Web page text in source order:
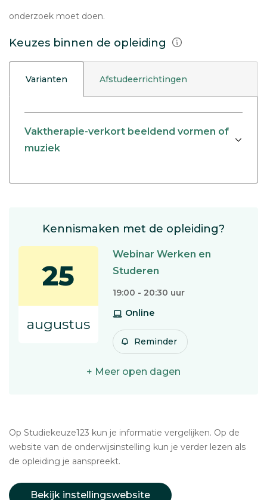
onderzoek moet doen.
Keuzes binnen de opleiding
Varianten Afstudeerrichtingen
Vaktherapie-verkort beeldend vormen of
muziek
Kennismaken met de opleiding?
25
augustus
Webinar Werken en
Studeren
19:00 - 20:30 uur
Online
Reminder
+ Meer open dagen
Op Studiekeuze123 kun je informatie vergelijken. Op de
website van de onderwijsinstelling kun je verder lezen als
de opleiding je aanspreekt.
Bekijk instellingswebsite